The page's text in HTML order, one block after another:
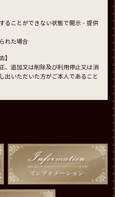
ることができない状態で開示・提供
れた場合
】
、追加又は削除及び利用停止又は消
出いただいた方がご本人であること